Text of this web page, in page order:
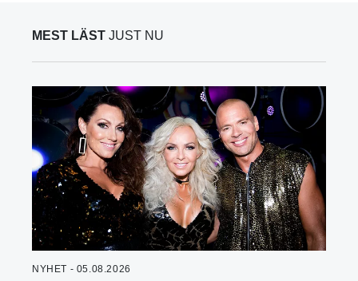
MEST LÄST JUST NU
NYHET - 05.08.2026